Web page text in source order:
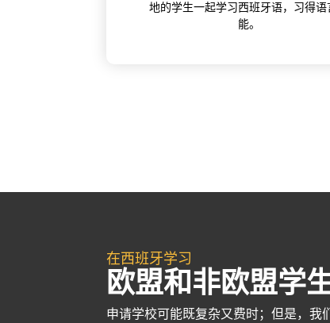
地的学生一起学习西班牙语，习得语
能。
在西班牙学习
欧盟和非欧盟学
申请学校可能既复杂又费时；但是，我